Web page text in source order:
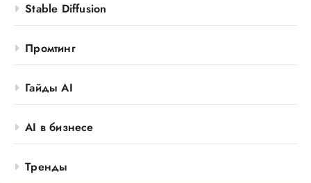
Stable Diffusion
Промтинг
Гайды AI
AI в бизнесе
Тренды